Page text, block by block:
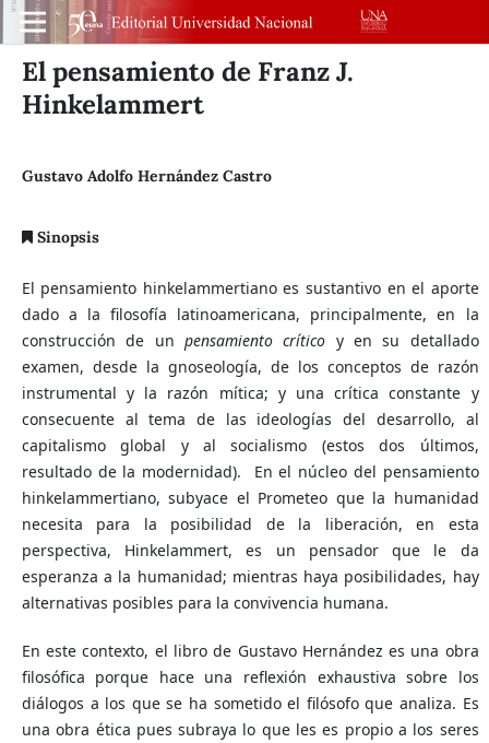
El pensamiento de Franz J.
Hinkelammert
Gustavo Adolfo Hernández Castro
Sinopsis
El pensamiento hinkelammertiano es sustantivo en el aporte
dado a la filosofía latinoamericana, principalmente, en la
construcción de un pensamiento crítico y en su detallado
examen, desde la gnoseología, de los conceptos de razón
instrumental y la razón mítica; y una crítica constante y
consecuente al tema de las ideologías del desarrollo, al
capitalismo global y al socialismo (estos dos últimos,
resultado de la modernidad). En el núcleo del pensamiento
hinkelammertiano, subyace el Prometeo que la humanidad
necesita para la posibilidad de la liberación, en esta
perspectiva, Hinkelammert, es un pensador que le da
esperanza a la humanidad; mientras haya posibilidades, hay
alternativas posibles para la convivencia humana.
En este contexto, el libro de Gustavo Hernández es una obra
filosófica porque hace una reflexión exhaustiva sobre los
diálogos a los que se ha sometido el filósofo que analiza. Es
una obra ética pues subraya lo que les es propio a los seres